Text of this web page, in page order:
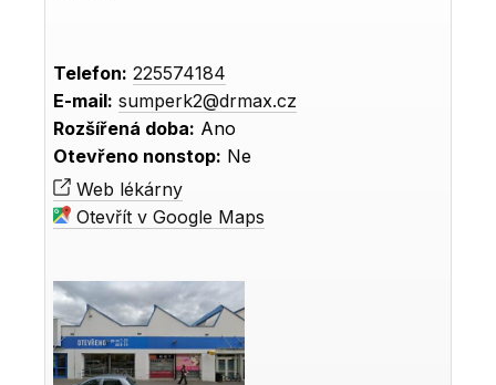
Telefon: 225574184
E-mail: sumperk2@drmax.cz
Rozšířená doba: Ano
Otevřeno nonstop: Ne
Web lékárny
Otevřít v Google Maps